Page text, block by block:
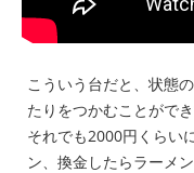
こういう台だと、状態
たりをつかむことがで
それでも2000円くらい
ン、換金したらラーメ